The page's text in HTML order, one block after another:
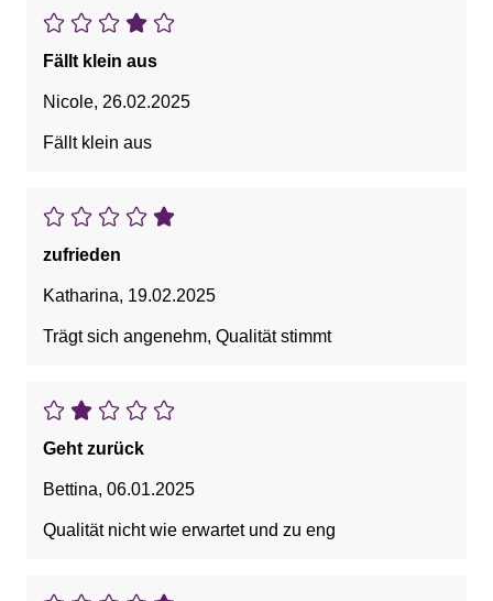
Fällt klein aus
Nicole, 26.02.2025
Fällt klein aus
zufrieden
Katharina, 19.02.2025
Trägt sich angenehm, Qualität stimmt
Geht zurück
Bettina, 06.01.2025
Qualität nicht wie erwartet und zu eng